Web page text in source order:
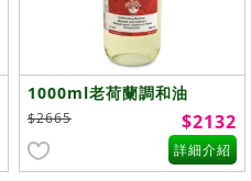
1000ml老荷蘭調和油
painting
medium(C1107)
$2665 $2132
詳細介紹